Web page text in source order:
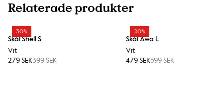
Relaterade produkter
30%
Skål Shell S
Vit
279 SEK399 SEK
20%
Skål Awa L
Vit
479 SEK599 SEK